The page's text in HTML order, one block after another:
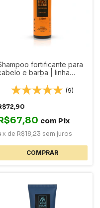
fortificante para
e barba | linha
Grooming | 250 ml
(9)
com Pix
x de R$18,23 sem juros